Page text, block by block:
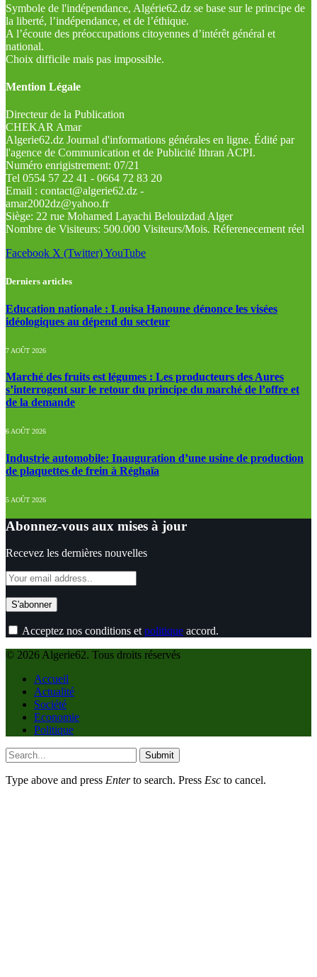
Symbole de l'indépendance, Algérie62.dz se base sur le principe de
la liberté, l’indépendance, et de l’éthique.
A l’écoute des préoccupations citoyennes d’intérêt général et
national.
Choix difficile mais pas impossible.
Mention Légale
Directeur de la Publication
CHEKAR Amar
Algerie62.dz Journal d'informations générales en ligne. Édité par
l'agence de Communication et de Publicité Ithran ACPI.
Numéro enrigistrement: 07/21
Tel 0554 57 22 41 - 0664 72 83 20
Email : contact@algerie62.dz -
amar2002dz@yahoo.fr
Siège: 22 rue Mohamed Layachi Belouizdad Alger
Nombre de Visiteurs: 500.000 Visiteurs/Mois. Réferenecement réel
Facebook X (Twitter)YouTube
Derniers articles
Education nationale : Louisa Hanoune dénonce les visées
idéologiques au dépend du secteur
7 AOÛT 2026
Marché des fruits est légumes : Les producteurs des Aures
s’interrogent sur le retour du principe du marché de l’offre et
de la demande
6 AOÛT 2026
Industrie automobile: Inauguration d’une usine de production
de plaquettes de frein à Réghaïa
5 AOÛT 2026
Abonnez-vous aux mises à jour
Recevez les dernières nouvelles
Acceptez nos conditions etpolitique accord.
© 2026 Algerie62. Tous droits réservés
Accueil
Actualité
Société
Economie
Politique
Submit
Type above and press Enterto search. Press Esc to cancel.